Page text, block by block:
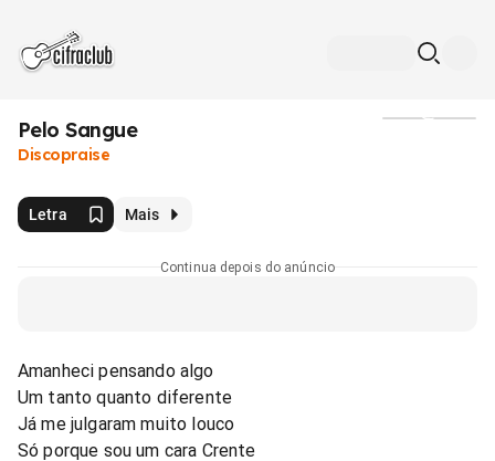
Pelo Sangue
Discopraise
Letra Mais
Continua depois do anúncio
Amanheci pensando algo
Um tanto quanto diferente
Já me julgaram muito louco
Só porque sou um cara Crente